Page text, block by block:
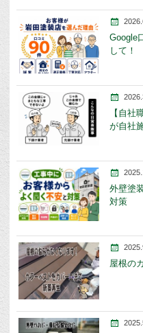
Google
して！
【自
が自社
外壁塗
対策
屋根の